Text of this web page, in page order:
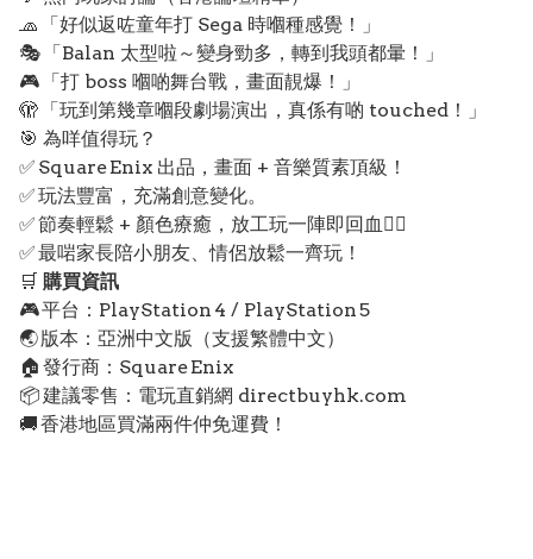
🧢 「好似返咗童年打 Sega 時嗰種感覺！」
🎭 「Bal​​an 太型啦～變身勁多，轉到我頭都暈！」
🎮 「打 boss 嗰啲舞台戰，畫面靚爆！」
🫣 「玩到第幾章嗰段劇場演出，真係有啲 touched！」
🎯 為咩值得玩？
✅ Square Enix 出品，畫面 + 音樂質素頂級！
✅ 玩法豐富，充滿創意變化。
✅ 節奏輕鬆 + 顏色療癒，放工玩一陣即回血💆‍♂️
✅ 最啱家長陪小朋友、情侶放鬆一齊玩！
🛒 購買資訊
🎮 平台：PlayStation 4 / PlayStation 5
🌏 版本：亞洲中文版（支援繁體中文）
🏠 發行商：Square Enix
📦 建議零售：電玩直銷網 directbuyhk.com
🚚 香港地區買滿兩件仲免運費！